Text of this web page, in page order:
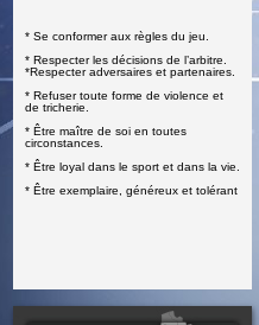
* Se conformer aux règles du jeu.
* Respecter les décisions de l’arbitre.
*Respecter adversaires et partenaires.
* Refuser toute forme de violence et
de tricherie.
* Être maître de soi en toutes
circonstances.
* Être loyal dans le sport et dans la vie.
* Être exemplaire, généreux et tolérant